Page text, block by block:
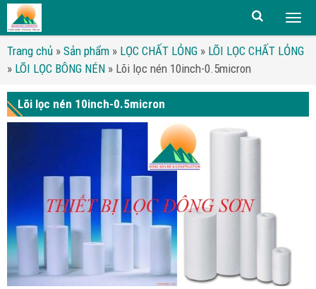
Trang chủ » Sản phẩm » LỌC CHẤT LỎNG » LÕI LỌC CHẤT LỎNG
» LÕI LỌC BÔNG NÉN » Lõi lọc nén 10inch-0.5micron
Lõi lọc nén 10inch-0.5micron